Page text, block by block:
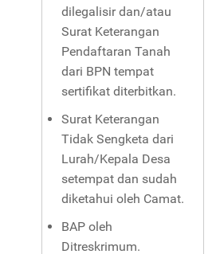
dilegalisir dan/atau
Surat Keterangan
Pendaftaran Tanah
dari BPN tempat
sertifikat diterbitkan.
Surat Keterangan
Tidak Sengketa dari
Lurah/Kepala Desa
setempat dan sudah
diketahui oleh Camat.
BAP oleh
Ditreskrimum.